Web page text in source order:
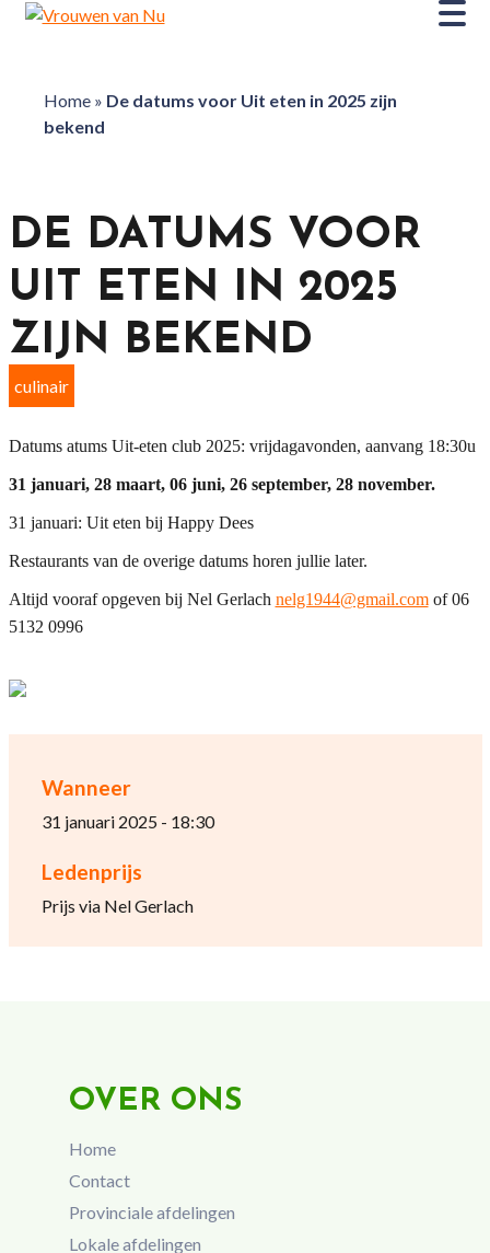
Home» De datums voor Uit eten in 2025 zijn
bekend
Wanneer
31 januari 2025 - 18:30
Ledenprijs
Prijs via Nel Gerlach
DE DATUMS VOOR
UIT ETEN IN 2025
ZIJN BEKEND
culinair
Datums atums Uit-eten club 2025: vrijdagavonden, aanvang 18:30u
31 januari, 28 maart, 06 juni, 26 september, 28 november.
31 januari: Uit eten bij Happy Dees
Restaurants van de overige datums horen jullie later.
Altijd vooraf opgeven bij Nel Gerlach nelg1944@gmail.comof 06
5132 0996
OVER ONS
Home
Contact
Provinciale afdelingen
Lokale afdelingen